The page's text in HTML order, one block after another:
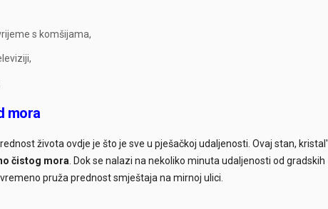
s komšijama,
mora
života ovdje je što je sve u pješačkoj udaljenosti. Ovaj stan, kristal'
čistog mora . Dok se nalazi na nekoliko minuta udaljenosti od gradskih
pruža prednost smještaja na mirnoj ulici.